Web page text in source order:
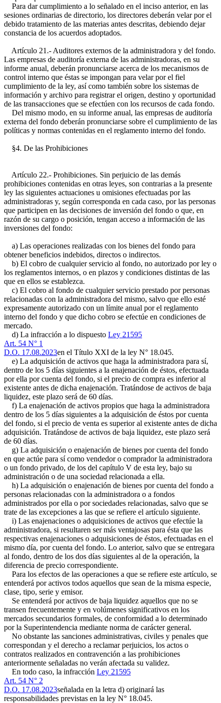
Para dar cumplimiento a lo señalado en el inciso anterior, en las
sesiones ordinarias de directorio, los directores deberán velar por el
debido tratamiento de las materias antes descritas, debiendo dejar
constancia de los acuerdos adoptados.
Artículo 21.- Auditores externos de la administradora y del fondo.
Las empresas de auditoría externa de las administradoras, en su
informe anual, deberán pronunciarse acerca de los mecanismos de
control interno que éstas se impongan para velar por el fiel
cumplimiento de la ley, así como también sobre los sistemas de
información y archivo para registrar el origen, destino y oportunidad
de las transacciones que se efectúen con los recursos de cada fondo.
Del mismo modo, en su informe anual, las empresas de auditoría
externa del fondo deberán pronunciarse sobre el cumplimiento de las
políticas y normas contenidas en el reglamento interno del fondo.
§4. De las Prohibiciones
Artículo 22.- Prohibiciones. Sin perjuicio de las demás
prohibiciones contenidas en otras leyes, son contrarias a la presente
ley las siguientes actuaciones u omisiones efectuadas por las
administradoras y, según corresponda en cada caso, por las personas
que participen en las decisiones de inversión del fondo o que, en
razón de su cargo o posición, tengan acceso a información de las
inversiones del fondo:
a) Las operaciones realizadas con los bienes del fondo para
obtener beneficios indebidos, directos o indirectos.
b) El cobro de cualquier servicio al fondo, no autorizado por ley o
los reglamentos internos, o en plazos y condiciones distintas de las
que en ellos se establezca.
c) El cobro al fondo de cualquier servicio prestado por personas
relacionadas con la administradora del mismo, salvo que ello esté
expresamente autorizado con un límite anual por el reglamento
interno del fondo y que dicho cobro se efectúe en condiciones de
mercado.
d) La infracción a lo dispuesto Ley 21595
Art. 54 N° 1
D.O. 17.08.2023en el Título XXI de la ley N° 18.045.
e) La adquisición de activos que haga la administradora para sí,
dentro de los 5 días siguientes a la enajenación de éstos, efectuada
por ella por cuenta del fondo, si el precio de compra es inferior al
existente antes de dicha enajenación. Tratándose de activos de baja
liquidez, este plazo será de 60 días.
f) La enajenación de activos propios que haga la administradora
dentro de los 5 días siguientes a la adquisición de éstos por cuenta
del fondo, si el precio de venta es superior al existente antes de dicha
adquisición. Tratándose de activos de baja liquidez, este plazo será
de 60 días.
g) La adquisición o enajenación de bienes por cuenta del fondo
en que actúe para sí como vendedor o comprador la administradora
o un fondo privado, de los del capítulo V de esta ley, bajo su
administración o de una sociedad relacionada a ella.
h) La adquisición o enajenación de bienes por cuenta del fondo a
personas relacionadas con la administradora o a fondos
administrados por ella o por sociedades relacionadas, salvo que se
trate de las excepciones a las que se refiere el artículo siguiente.
i) Las enajenaciones o adquisiciones de activos que efectúe la
administradora, si resultaren ser más ventajosas para ésta que las
respectivas enajenaciones o adquisiciones de éstos, efectuadas en el
mismo día, por cuenta del fondo. Lo anterior, salvo que se entregara
al fondo, dentro de los dos días siguientes al de la operación, la
diferencia de precio correspondiente.
Para los efectos de las operaciones a que se refiere este artículo, se
entenderá por activos todos aquellos que sean de la misma especie,
clase, tipo, serie y emisor.
Se entenderá por activos de baja liquidez aquellos que no se
transen frecuentemente y en volúmenes significativos en los
mercados secundarios formales, de conformidad a lo determinado
por la Superintendencia mediante norma de carácter general.
No obstante las sanciones administrativas, civiles y penales que
correspondan y el derecho a reclamar perjuicios, los actos o
contratos realizados en contravención a las prohibiciones
anteriormente señaladas no verán afectada su validez.
En todo caso, la infracción Ley 21595
Art. 54 N° 2
D.O. 17.08.2023señalada en la letra d) originará las
responsabilidades previstas en la ley N° 18.045.